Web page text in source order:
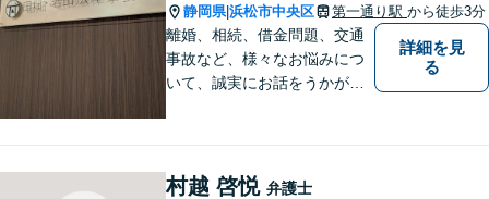
静岡県|浜松市中央区 第一通り駅 から徒歩3分
離婚、相続、借金問題、交通
事故など、様々なお悩みにつ
いて、誠実にお話をうかが
詳細を見
る
村越 啓悦 弁護士